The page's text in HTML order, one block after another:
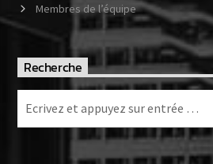
Membres de l’équipe
Recherche